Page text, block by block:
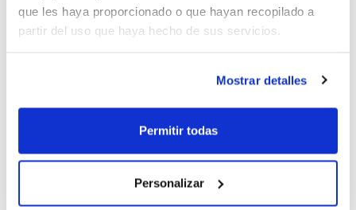
que les haya proporcionado o que hayan recopilado a
partir del uso que haya hecho de sus servicios.
Mostrar detalles
Permitir todas
Personalizar
Saunier Duval Godella y Kelme Picken
Claret; y en masculino competirán Sonia
últimos partidos que son los que decidirán